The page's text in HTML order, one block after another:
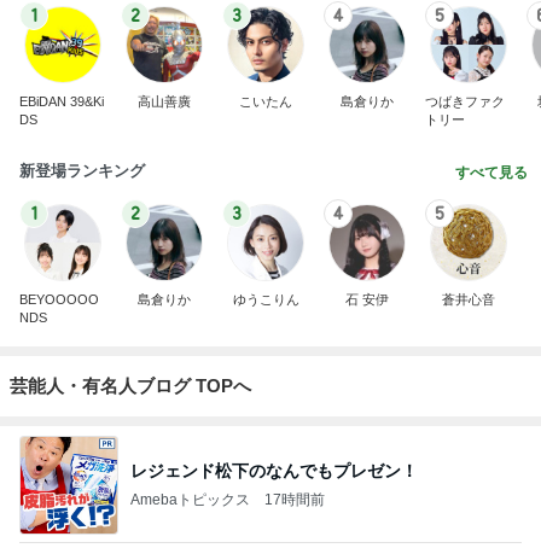
1
EBiDAN 39&Ki
DS
2
高山善廣
3
こいたん
4
島倉りか
5
つばきファク
トリー
新登場ランキング すべて見る
1
BEYOOOOO
NDS
2
島倉りか
3
ゆうこりん
4
石 安伊
5
蒼井心音
芸能人・有名人ブログ TOPへ
レジェンド松下のなんでもプレゼン！
Amebaトピックス 17時間前